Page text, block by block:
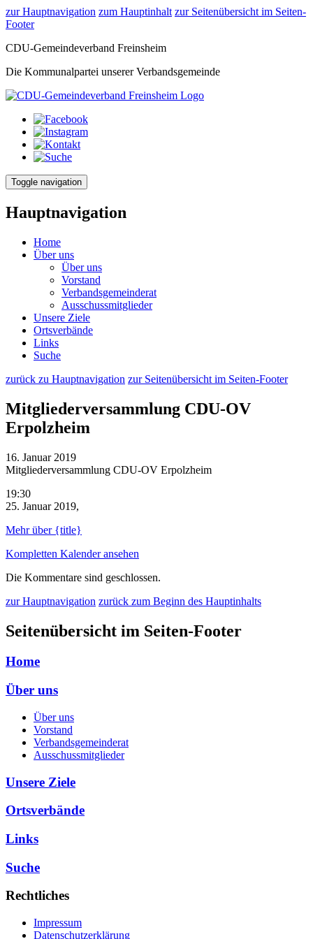
zur Hauptnavigation zum Hauptinhalt zur Seitenübersicht im Seiten-
Footer
CDU-Gemeindeverband Freinsheim
Die Kommunalpartei unserer Verbandsgemeinde
Toggle navigation
Hauptnavigation
Home
Über uns
Über uns
Vorstand
Verbandsgemeinderat
Ausschussmitglieder
Unsere Ziele
Ortsverbände
Links
Suche
zurück zu Hauptnavigation zur Seitenübersicht im Seiten-Footer
Mitgliederversammlung CDU-OV
Erpolzheim
16. Januar 2019
Mitgliederversammlung CDU-OV Erpolzheim
19:30
25. Januar 2019,
Mehrüber {title}
Kompletten Kalender ansehen
Die Kommentare sind geschlossen.
zur Hauptnavigation zurück zum Beginn des Hauptinhalts
Seitenübersicht im Seiten-Footer
Home
Über uns
Über uns
Vorstand
Verbandsgemeinderat
Ausschussmitglieder
Unsere Ziele
Ortsverbände
Links
Suche
Rechtliches
Impressum
Datenschutzerklärung